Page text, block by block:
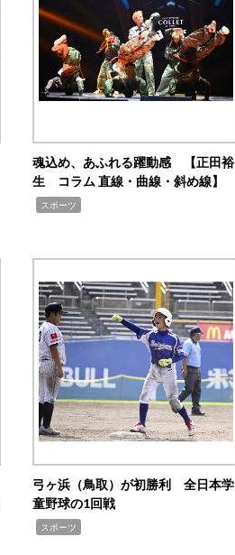
魂込め、あふれる躍動感 【正田裕
生 コラム 直線・曲線・斜め線】
スポーツ
弓ヶ浜（鳥取）が初勝利 全日本学
童野球の1回戦
スポーツ